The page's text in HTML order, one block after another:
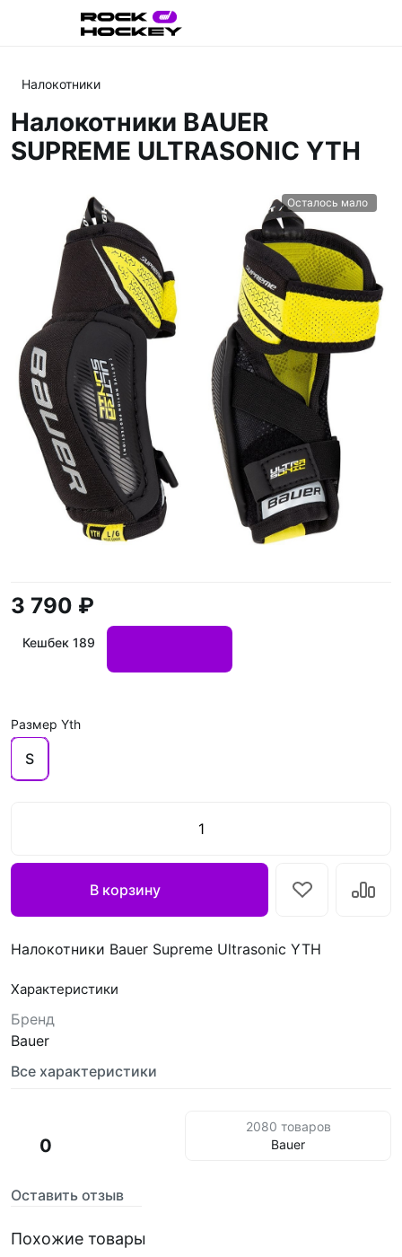
Налокотники
Налокотники BAUER
SUPREME ULTRASONIC YTH
Осталось мало
3 790 ₽
Кешбек 189
Размер Yth
S
В корзину
Налокотники Bauer Supreme Ultrasonic YTH
Характеристики
Бренд
Bauer
Все характеристики
0
Оставить отзыв
2080 товаров
Bauer
Похожие товары